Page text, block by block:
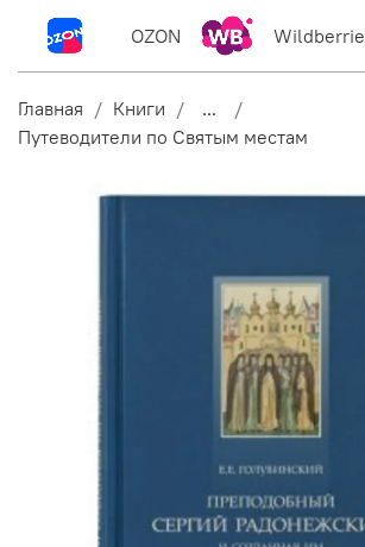
OZON Wildberries
Главная Книги
...
Путеводители по Святым местам